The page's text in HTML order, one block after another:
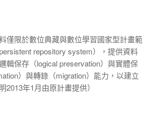
僅限於數位典藏與數位學習國家型計畫範
repository system），提供資料
輯保存（logical preservation）與實體保
）與轉錄（migration）能力，以建立
年1月由原計畫提供）